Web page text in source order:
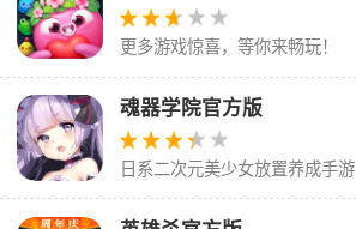
更多游戏惊喜，等你来畅玩！
魂器学院官方版
日系二次元美少女放置养成手游